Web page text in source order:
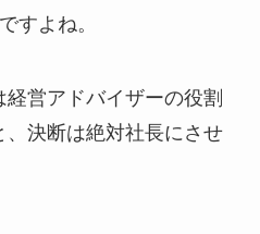
すよね。
営アドバイザーの役割
、決断は絶対社長にさせ